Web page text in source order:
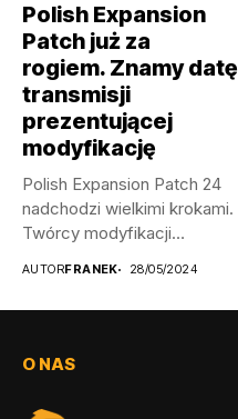
Polish Expansion
Patch już za
rogiem. Znamy datę
transmisji
prezentującej
modyfikację
Polish Expansion Patch 24
nadchodzi wielkimi krokami.
Twórcy modyfikacji
AUTORFRANEK 28/05/2024
O NAS